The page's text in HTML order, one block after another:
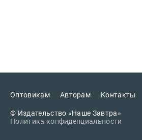
Оптовикам Авторам Контакты
© Издательство «Наше Завтра»
Политика конфиденциальности